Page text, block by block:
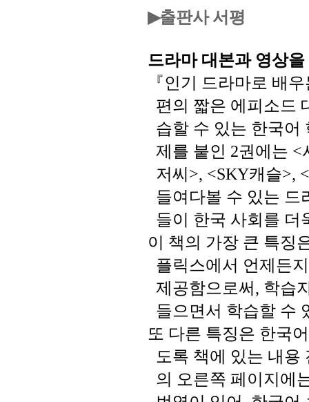
▶출판사 서평
드라마 대본과 영상을
『인기 드라마로 배
편의 짧은 에피소드
습할 수 있는 한국어
제를 붙인 2권에는 <
저씨>, <SKY캐슬>,
들여다볼 수 있는 드
들이 한국 사회를 더
이 책의 가장 큰 특징
플릭스에서 언제든지
제공함으로써, 학습
들으면서 학습할 수
또 다른 특징은 한국어
도록 책에 있는 내용
의 오른쪽 페이지에